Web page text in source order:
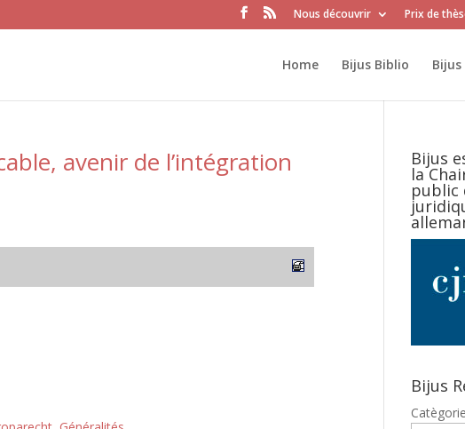
Nous découvrir Prix de
Home Bijus Biblio
avenir de l’intégration Bijus
la
public
Bijus